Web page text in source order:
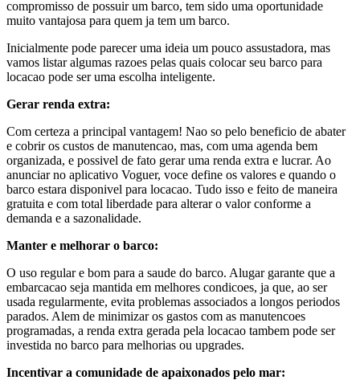
compromisso de possuir um barco, tem sido uma oportunidade
muito vantajosa para quem ja tem um barco.
Inicialmente pode parecer uma ideia um pouco assustadora, mas
vamos listar algumas razoes pelas quais colocar seu barco para
locacao pode ser uma escolha inteligente.
Gerar renda extra:
Com certeza a principal vantagem! Nao so pelo beneficio de abater
e cobrir os custos de manutencao, mas, com uma agenda bem
organizada, e possivel de fato gerar uma renda extra e lucrar. Ao
anunciar no aplicativo Voguer, voce define os valores e quando o
barco estara disponivel para locacao. Tudo isso e feito de maneira
gratuita e com total liberdade para alterar o valor conforme a
demanda e a sazonalidade.
Manter e melhorar o barco:
O uso regular e bom para a saude do barco. Alugar garante que a
embarcacao seja mantida em melhores condicoes, ja que, ao ser
usada regularmente, evita problemas associados a longos periodos
parados. Alem de minimizar os gastos com as manutencoes
programadas, a renda extra gerada pela locacao tambem pode ser
investida no barco para melhorias ou upgrades.
Incentivar a comunidade de apaixonados pelo mar: